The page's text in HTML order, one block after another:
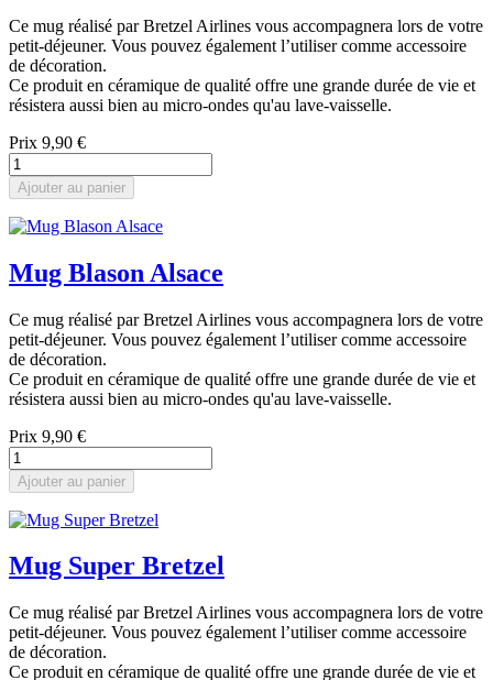
Ce mug réalisé par Bretzel Airlines vous accompagnera lors de votre
petit-déjeuner. Vous pouvez également l’utiliser comme accessoire
de décoration.
Ce produit en céramique de qualité offre une grande durée de vie et
résistera aussi bien au micro-ondes qu'au lave-vaisselle.
Prix 9,90 €
Ajouter au panier
Mug Blason Alsace
Ce mug réalisé par Bretzel Airlines vous accompagnera lors de votre
petit-déjeuner. Vous pouvez également l’utiliser comme accessoire
de décoration.
Ce produit en céramique de qualité offre une grande durée de vie et
résistera aussi bien au micro-ondes qu'au lave-vaisselle.
Prix 9,90 €
Ajouter au panier
Mug Super Bretzel
Ce mug réalisé par Bretzel Airlines vous accompagnera lors de votre
petit-déjeuner. Vous pouvez également l’utiliser comme accessoire
de décoration.
Ce produit en céramique de qualité offre une grande durée de vie et